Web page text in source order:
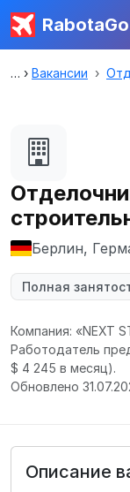
Вакансии
Берлин,
Полная
Компания: «NEXT
Работодатель
$ 4 245 в месяц).
Обновлено
Описание